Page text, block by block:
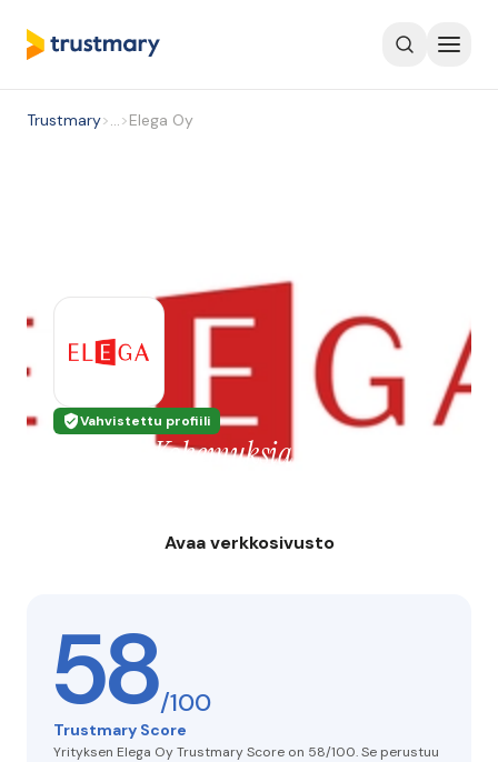
Trustmary>…>Elega Oy
Vahvistettu profiili
Kokemuksia
Avaa verkkosivusto
58/100
Trustmary Score
Yrityksen Elega Oy Trustmary Score on 58/100. Se perustuu